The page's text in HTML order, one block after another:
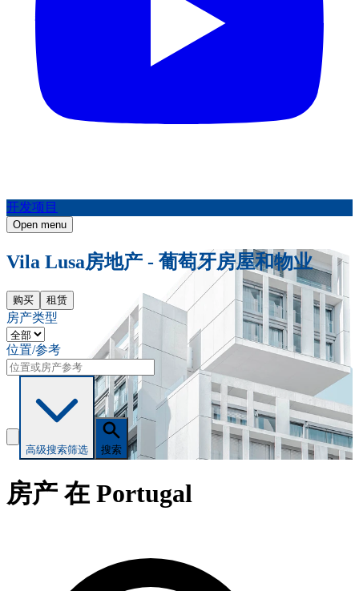
开发项目
Open menu
Vila Lusa房地产 - 葡萄牙房屋和物业
购买 租赁
房产类型
位置/参考
高级搜索筛选 搜索
房产 在 Portugal